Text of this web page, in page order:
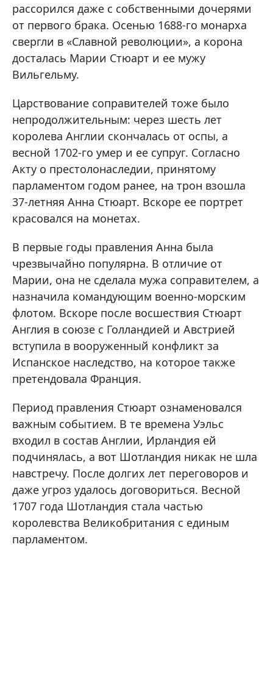
рассорился даже с собственными дочерями
от первого брака. Осенью 1688-го монарха
свергли в «Славной революции», а корона
досталась Марии Стюарт и ее мужу
Вильгельму.
Царствование соправителей тоже было
непродолжительным: через шесть лет
королева Англии скончалась от оспы, а
весной 1702-го умер и ее супруг. Согласно
Акту о престолонаследии, принятому
парламентом годом ранее, на трон взошла
37-летняя Анна Стюарт. Вскоре ее портрет
красовался на монетах.
В первые годы правления Анна была
чрезвычайно популярна. В отличие от
Марии, она не сделала мужа соправителем, а
назначила командующим военно-морским
флотом. Вскоре после восшествия Стюарт
Англия в союзе с Голландией и Австрией
вступила в вооруженный конфликт за
Испанское наследство, на которое также
претендовала Франция.
Период правления Стюарт ознаменовался
важным событием. В те времена Уэльс
входил в состав Англии, Ирландия ей
подчинялась, а вот Шотландия никак не шла
навстречу. После долгих лет переговоров и
даже угроз удалось договориться. Весной
1707 года Шотландия стала частью
королевства Великобритания с единым
парламентом.